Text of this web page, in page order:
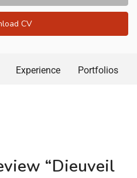
CV
Experience Portfolios
“Dieuveil